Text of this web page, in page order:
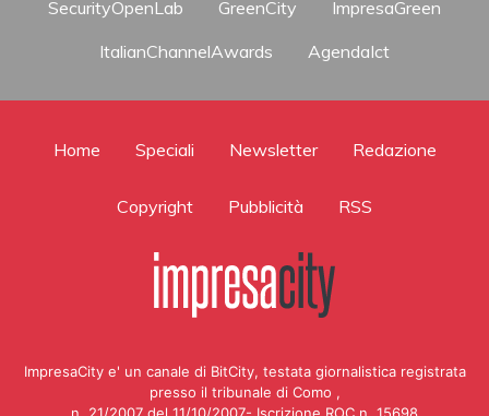
SecurityOpenLab
GreenCity
ImpresaGreen
ItalianChannelAwards
AgendaIct
Home Speciali Newsletter Redazione
Copyright Pubblicità RSS
ImpresaCity e' un canale di BitCity, testata giornalistica registrata
presso il tribunale di Como ,
n. 21/2007 del 11/10/2007- Iscrizione ROC n. 15698